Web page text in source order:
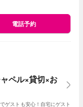
電話予約
ペル×貸切×お
ゲストも安心！自宅にゲスト